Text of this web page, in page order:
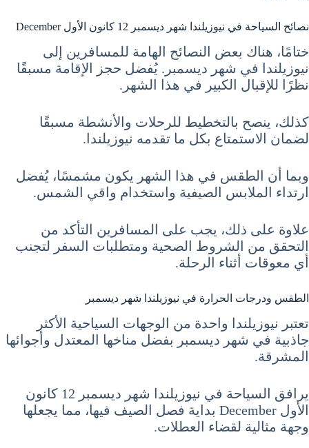
نصائح السياحة في نيوزيلندا شهر ديسمبر 12 كانون الأول December
ختامًا، هناك بعض النصائح الهامة للمسافرين إلى
نيوزيلندا في شهر ديسمبر. يُفضل حجز الإقامة مسبقًا
نظرًا للإقبال الكبير في هذا الشهر.
كذلك، ينصح بالتخطيط للرحلات والأنشطة مسبقًا
لضمان الاستمتاع بكل ما تقدمه نيوزيلندا.
وبما أن الطقس في هذا الشهر يكون مشمسًا، يُفضل
ارتداء الملابس الصيفية واستخدام واقي الشمس.
علاوة على ذلك، يجب على المسافرين التأكد من
التحقق من الشروط الصحية ومتطلبات السفر لتجنب
أي معوقات أثناء الرحلة.
الطقس ودرجات الحرارة في نيوزيلندا شهر ديسمبر
تعتبر نيوزيلندا واحدة من الوجهات السياحية الأكثر
جاذبية في شهر ديسمبر بفضل مناخها المعتدل وأجوائها
المشرقة.
يرافق السياحة في نيوزيلندا شهر ديسمبر 12 كانون
الأول December بداية فصل الصيف فيها، مما يجعلها
وجهة مثالية لقضاء العطلات.